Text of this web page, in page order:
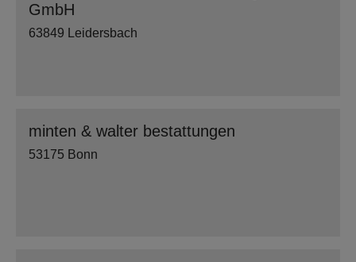
GmbH
63849 Leidersbach
minten & walter bestattungen
53175 Bonn